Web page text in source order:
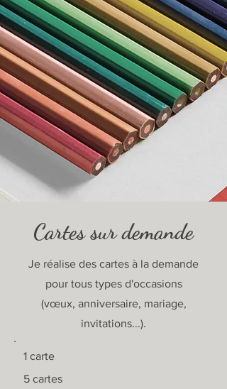
Cartes sur demande
Je réalise des cartes à la demande
pour tous types d'occasions
(vœux, anniversaire, mariage,
invitations...).
1 carte
5 cartes